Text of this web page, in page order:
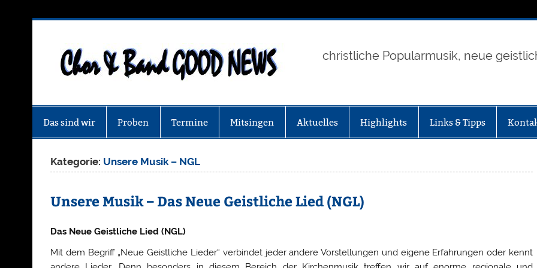
Chor & Band GOOD
christliche Popularmusik, neue
Das sind wir Proben Termine Mitsingen Aktuelles Highlights Links & Tipps
Kategorie: Unsere Musik – NGL
Unsere Musik – Das Neue Geistliche Lied (NGL)
Das Neue Geistliche Lied (NGL)
Mit dem Begriff „Neue Geistliche Lieder“ verbindet jeder andere Vorstellungen und eigene Erfahrungen oder kennt